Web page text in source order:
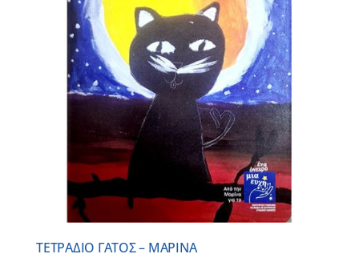
Εισφορές
ΤΕΤΡΑΔΙΟ ΓΑΤΟΣ – ΜΑΡΙΝΑ